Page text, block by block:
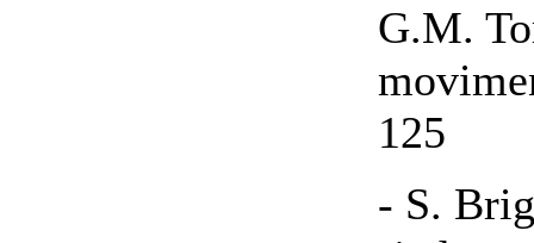
G.M.
125
- S.